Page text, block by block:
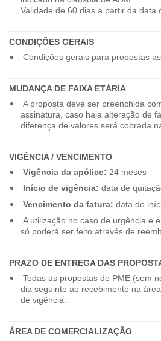
Validade de 60 dias a partir da data
CONDIÇÕES GERAIS
Condições gerais para propostas
MUDANÇA DE FAIXA ETÁRIA
A proposta deve ser preenchida
assinatura, caso haja alteração de
diferença de valores será cobrada
VIGÊNCIA / VENCIMENTO
Vigência da apólice: 24 meses
Início de vigência: data de
Vencimento da fatura: data do
A utilização no caso de urgência e
só poderá ser feito através de
PRAZO DE ENTREGA DAS
Todas as propostas de PME (sem
dia seguinte ao recebimento na
de vigência.
ÁREA DE COMERCIALIZAÇÃO